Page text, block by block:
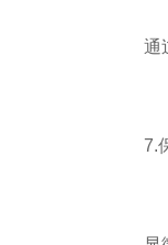
通过
7.保